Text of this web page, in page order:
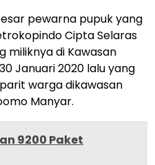
pewarna pupuk yang
Cipta Selaras
miliknya di Kawasan
Januari 2020 lalu yang
warga dikawasan
Manyar.
9200 Paket